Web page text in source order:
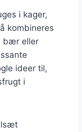
i kager,
kombineres
bær eller
ideer til,
i